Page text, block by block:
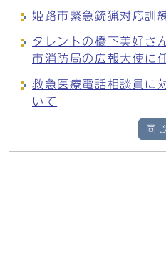
姫路市緊急銃猟対応訓
タレントの橋下美好さ
市消防局の広報大使に
救急医療電話相談員に
いて
同